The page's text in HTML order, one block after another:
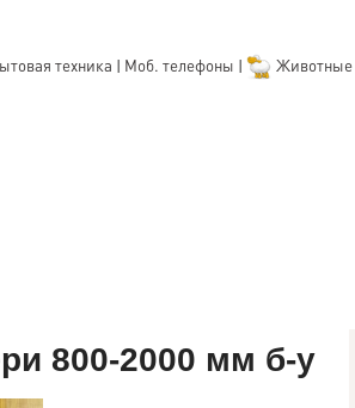
техника | Моб. телефоны | Животные
800-2000 мм б-у